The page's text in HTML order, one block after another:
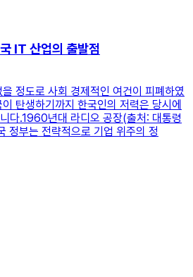
IT 산업의 출발점
정도로 사회 경제적인 여건이 피폐하였
탄생하기까지 한국인의 저력은 당시에
다.1960년대 라디오 공장(출처: 대통령
부는 전략적으로 기업 위주의 정